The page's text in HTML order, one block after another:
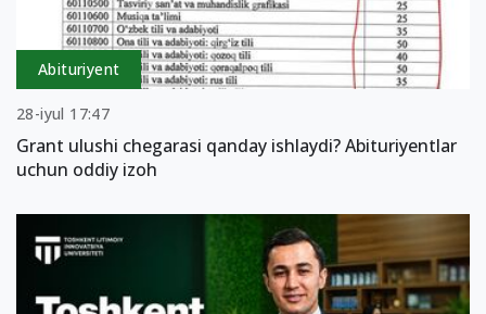
Abituriyent
28-iyul 17:47
Grant ulushi chegarasi qanday ishlaydi? Abituriyentlar
uchun oddiy izoh